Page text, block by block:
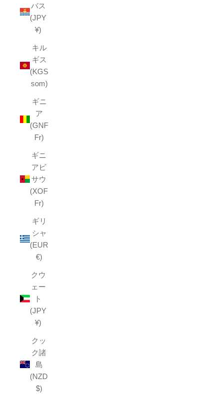
バス
(JPY
¥)
キル
ギス
(KGS
som)
ギニ
ア
(GNF
Fr)
ギニ
アビ
サウ
(XOF
Fr)
ギリ
シャ
(EUR
€)
クウ
ェー
ト
(JPY
¥)
クッ
ク諸
島
(NZD
$)